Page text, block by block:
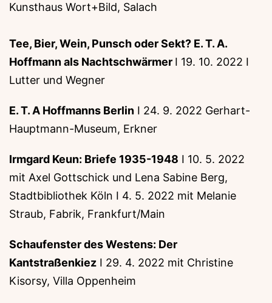
Kunsthaus Wort+Bild, Salach
Tee, Bier, Wein, Punsch oder Sekt? E. T. A.
Hoffmann als Nachtschwärmer I 19. 10. 2022 I
Lutter und Wegner
E. T. A Hoffmanns Berlin I 24. 9. 2022 Gerhart-
Hauptmann-Museum, Erkner
Irmgard Keun: Briefe 1935-1948 I 10. 5. 2022
mit Axel Gottschick und Lena Sabine Berg,
Stadtbibliothek Köln I 4. 5. 2022 mit Melanie
Straub, Fabrik, Frankfurt/Main
Schaufenster des Westens: Der
Kantstraßenkiez I 29. 4. 2022 mit Christine
Kisorsy, Villa Oppenheim